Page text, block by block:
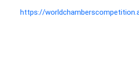
https://